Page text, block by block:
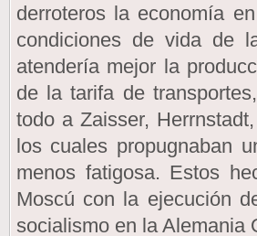
derroteros la economía
condiciones de vida de
atendería mejor la
de la tarifa de
todo a Zaisser,
los cuales propugnaban
menos fatigosa. Estos
Moscú con la ejecución
socialismo en la Alemania